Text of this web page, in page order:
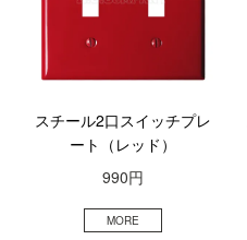
スチール2口スイッチプレ
ート（レッド）
990円